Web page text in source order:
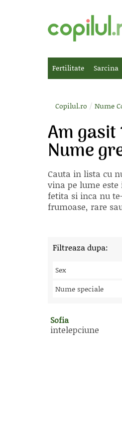
Fertilitate Sarcina
Copilul.ro / Nume
Am
Nume
Cauta in lista cu
vina pe lume
fetita si inca nu
frumoase, rare
Filtreaza dupa:
Sex
Nume speciale
Sofia
intelepciune